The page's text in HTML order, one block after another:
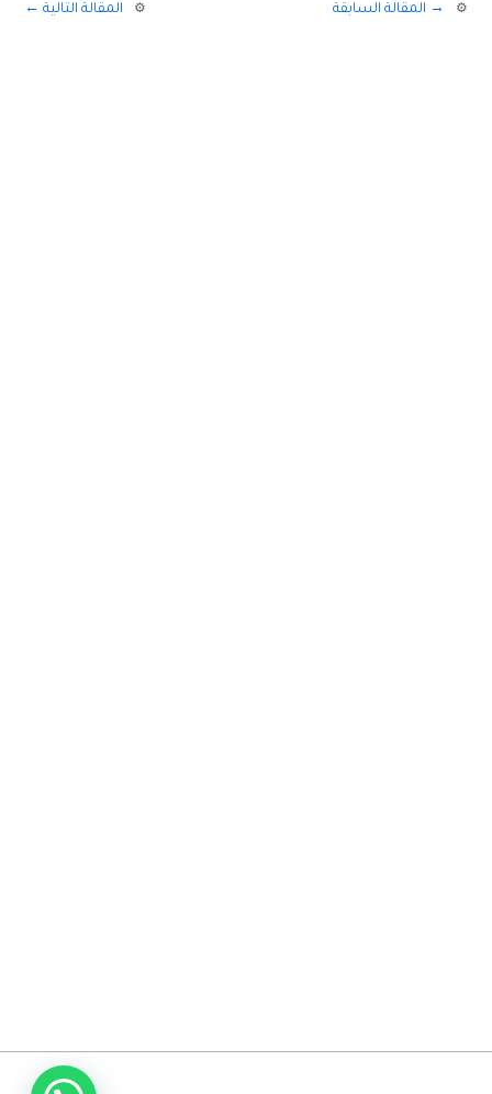
→ المقالة السابقة المقالة التالية ←